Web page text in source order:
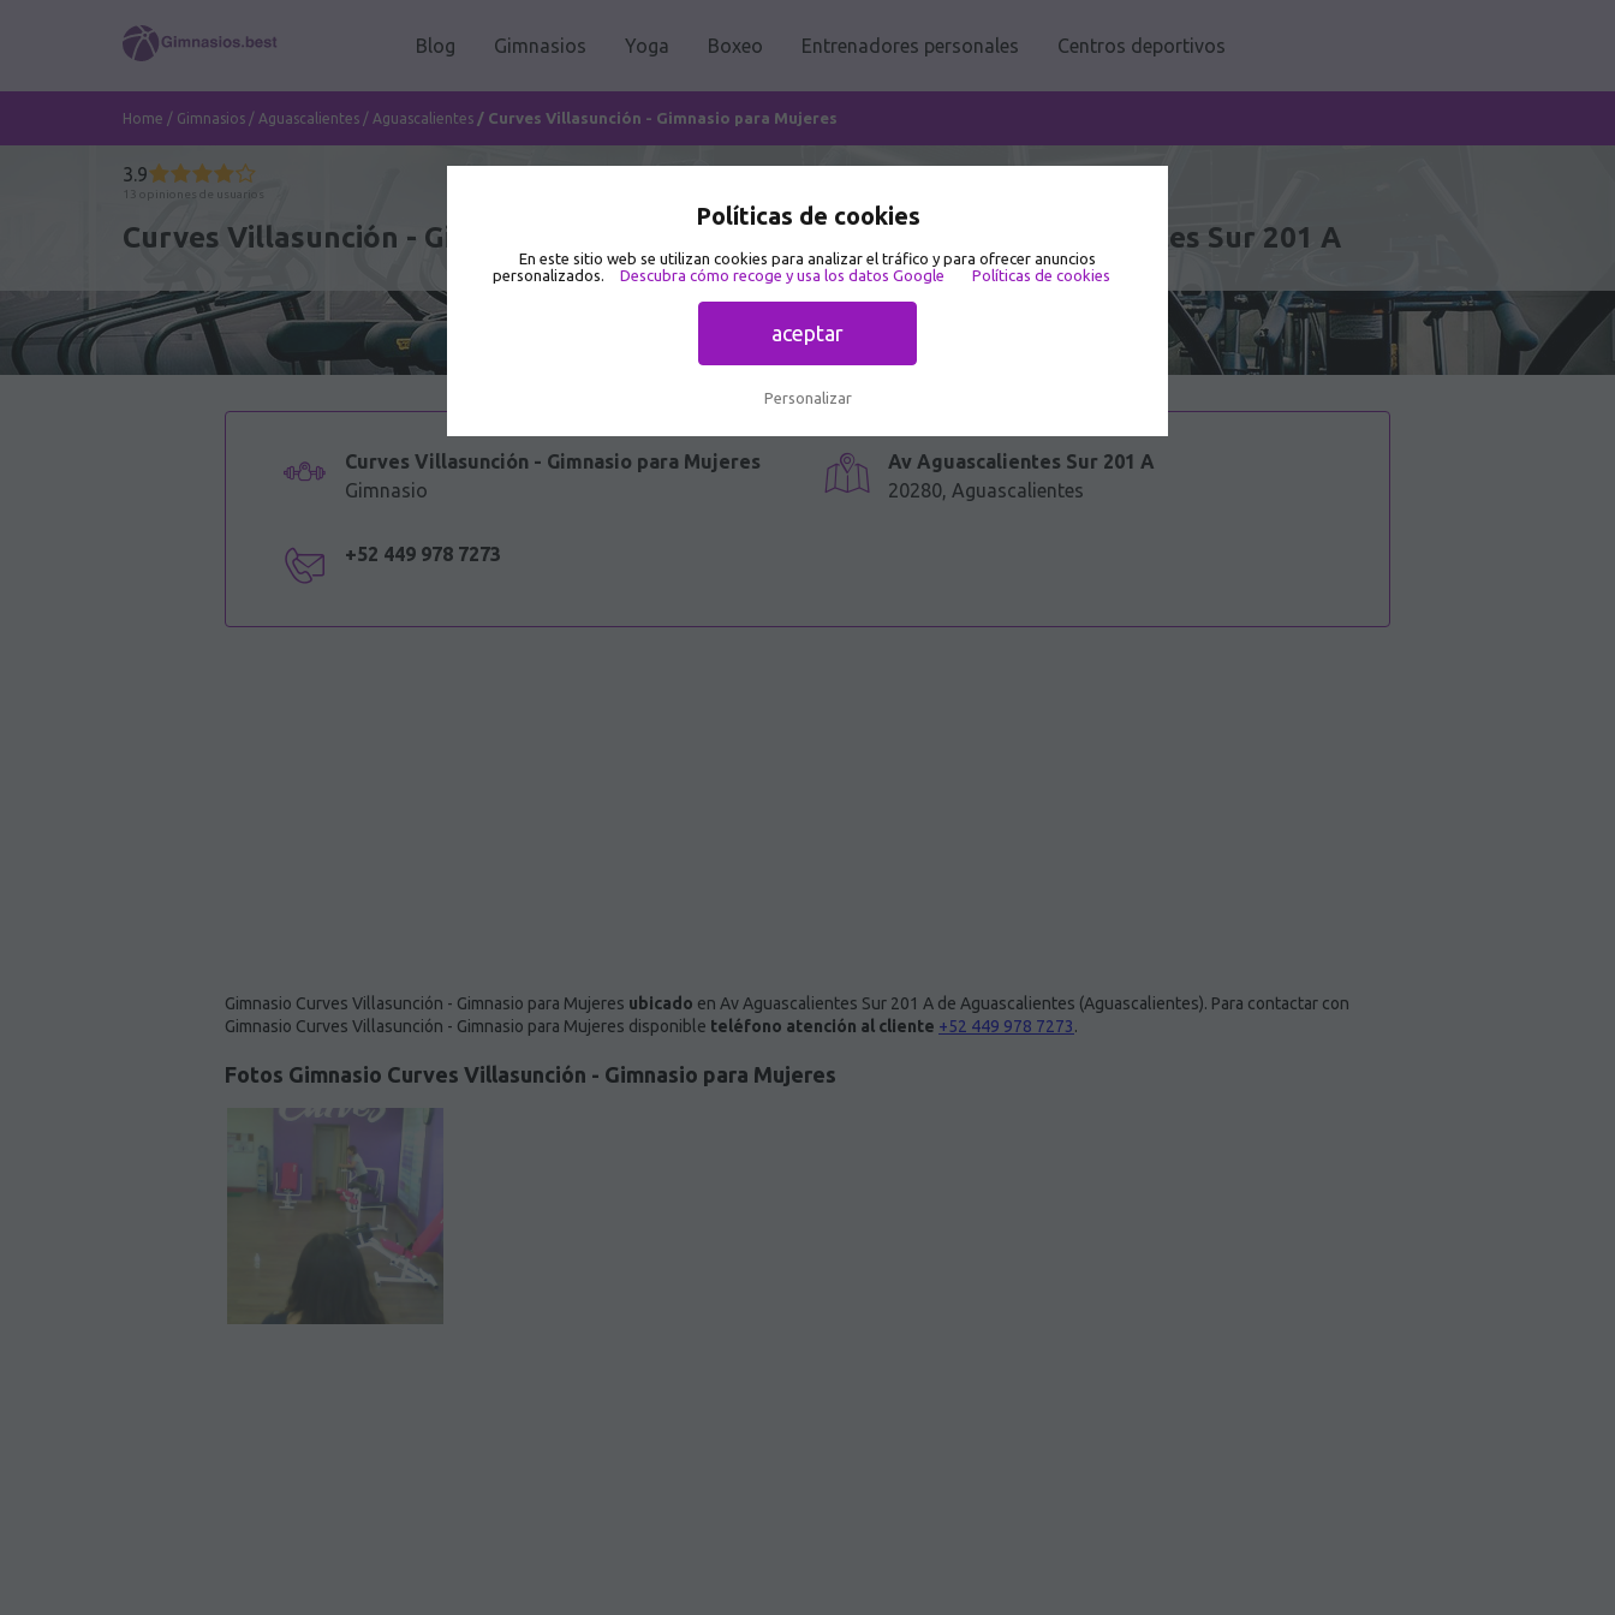
Políticas de cookies
En este sitio web se utilizan cookies para analizar el tráfico y para ofrecer anuncios
personalizados.
Descubra cómo recoge y usa los datos Google Políticas de cookies
aceptar
Personalizar
Blog Gimnasios Yoga Boxeo Entrenadores personales Centros deportivos
Home / Gimnasios / Aguascalientes / Aguascalientes / Curves Villasunción - Gimnasio para Mujeres
3.9
13 opiniones de usuarios
Curves Villasunción - Gimnasio para Mujeres - Gimnasio en Av Aguascalientes Sur 201 A
Curves Villasunción - Gimnasio para Mujeres
Gimnasio
Av Aguascalientes Sur 201 A
20280, Aguascalientes
+52 449 978 7273
Gimnasio Curves Villasunción - Gimnasio para Mujeres ubicado en Av Aguascalientes Sur 201 A de Aguascalientes (Aguascalientes). Para contactar con
Gimnasio Curves Villasunción - Gimnasio para Mujeres disponible teléfono atención al cliente +52 449 978 7273.
Fotos Gimnasio Curves Villasunción - Gimnasio para Mujeres